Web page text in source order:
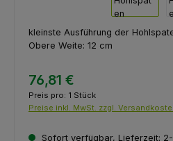
kleinste Ausführung der
Obere Weite: 12 cm
76,81 €
Preis pro: 1 Stück
Preise inkl. MwSt. zzgl.
Sofort verfügbar, Lieferzeit: